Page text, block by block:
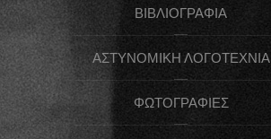
ΒΙΒΛΙΟΓΡΑΦΊΑ
ΑΣΤΥΝΟΜΙΚΉ ΛΟΓΟΤΕΧΝΊΑ
ΦΩΤΟΓΡΑΦΊΕΣ